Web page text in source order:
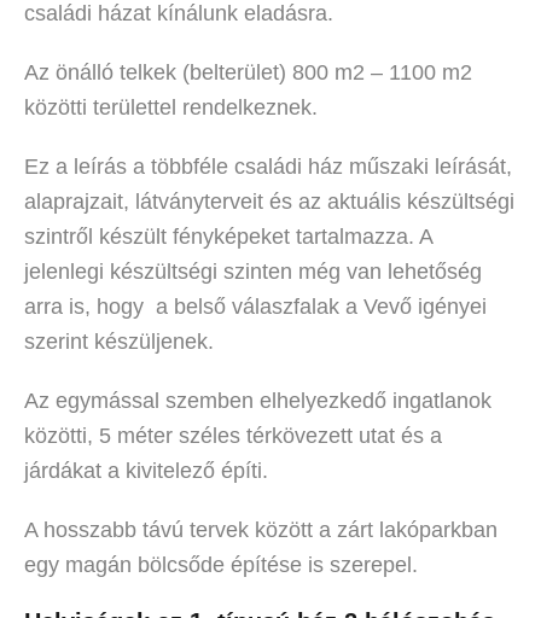
családi házat kínálunk eladásra.
Az önálló telkek (belterület) 800 m2 – 1100 m2
közötti területtel rendelkeznek.
Ez a leírás a többféle családi ház műszaki leírását,
alaprajzait, látványterveit és az aktuális készültségi
szintről készült fényképeket tartalmazza. A
jelenlegi készültségi szinten még van lehetőség
arra is, hogy a belső válaszfalak a Vevő igényei
szerint készüljenek.
Az egymással szemben elhelyezkedő ingatlanok
közötti, 5 méter széles térkövezett utat és a
járdákat a kivitelező építi.
A hosszabb távú tervek között a zárt lakóparkban
egy magán bölcsőde építése is szerepel.